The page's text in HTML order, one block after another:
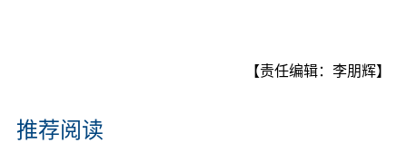
【责任编辑：李朋辉】
推荐阅读